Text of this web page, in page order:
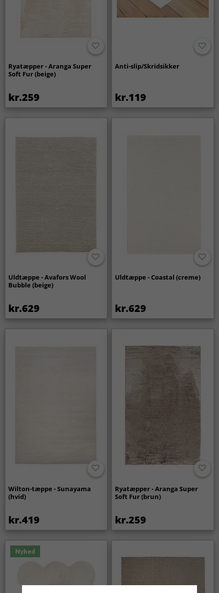
Ryatæpper - Aranga Super
Soft Fur (beige)
kr.259
Anti-slip/Skridsikker
kr.119
Uldtæppe - Avafors Wool
Bubble (beige)
kr.629
Uldtæppe - Coastal (creme)
kr.629
Wilton-tæppe - Sunayama
(hvid)
kr.419
Ryatæpper - Aranga Super
Soft Fur (brun)
kr.259
Nyhed